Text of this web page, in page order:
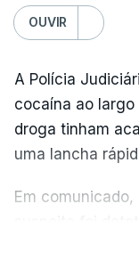
OUVIR
A Polícia
cocaína ao largo
droga tinham
uma lancha
Em